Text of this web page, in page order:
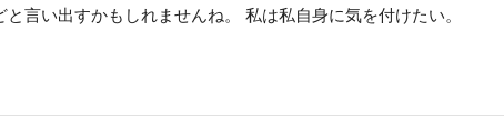
言い出すかもしれませんね。 私は私自身に気を付けたい。